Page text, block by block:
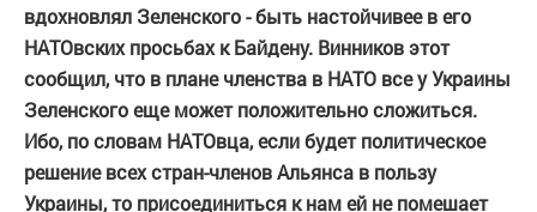
вдохновлял Зеленского - быть настойчивее в его
НАТОвских просьбах к Байдену. Винников этот
сообщил, что в плане членства в НАТО все у Украины
Зеленского еще может положительно сложиться.
Ибо, по словам НАТОвца, если будет политическое
решение всех стран-членов Альянса в пользу
Украины, то присоединиться к нам ей не помешает